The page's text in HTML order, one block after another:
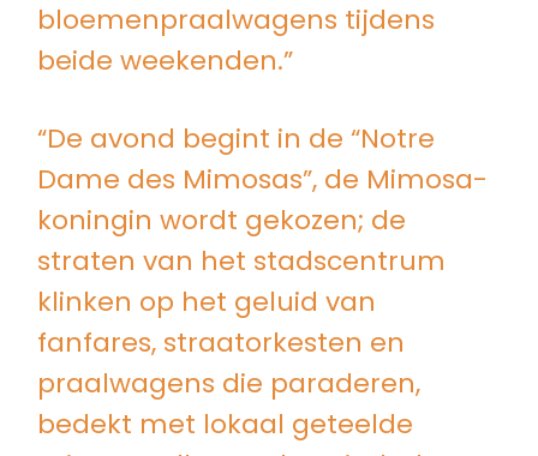
bloemenpraalwagens tijdens
beide weekenden.”
“De avond begint in de “Notre
Dame des Mimosas”, de Mimosa-
koningin wordt gekozen; de
straten van het stadscentrum
klinken op het geluid van
fanfares, straatorkesten en
praalwagens die paraderen,
bedekt met lokaal geteelde